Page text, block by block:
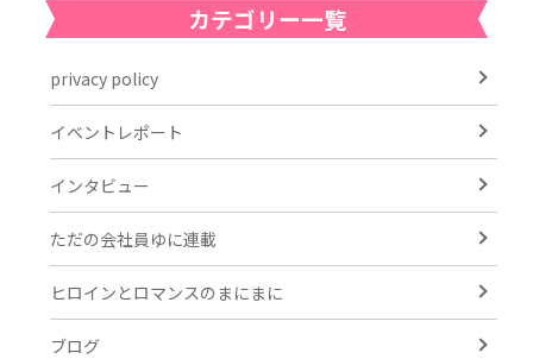
カテゴリー一覧
privacy policy
イベントレポート
インタビュー
ただの会社員ゆに連載
ヒロインとロマンスのまにまに
ブログ